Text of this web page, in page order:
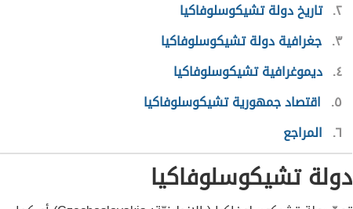
٢ تاريخ دولة تشيكوسلوفاكيا
٣ جغرافية دولة تشيكوسلوفاكيا
٤ ديموغرافية تشيكوسلوفاكيا
٥ اقتصاد جمهورية تشيكوسلوفاكيا
٦ المراجع
دولة تشيكوسلوفاكيا